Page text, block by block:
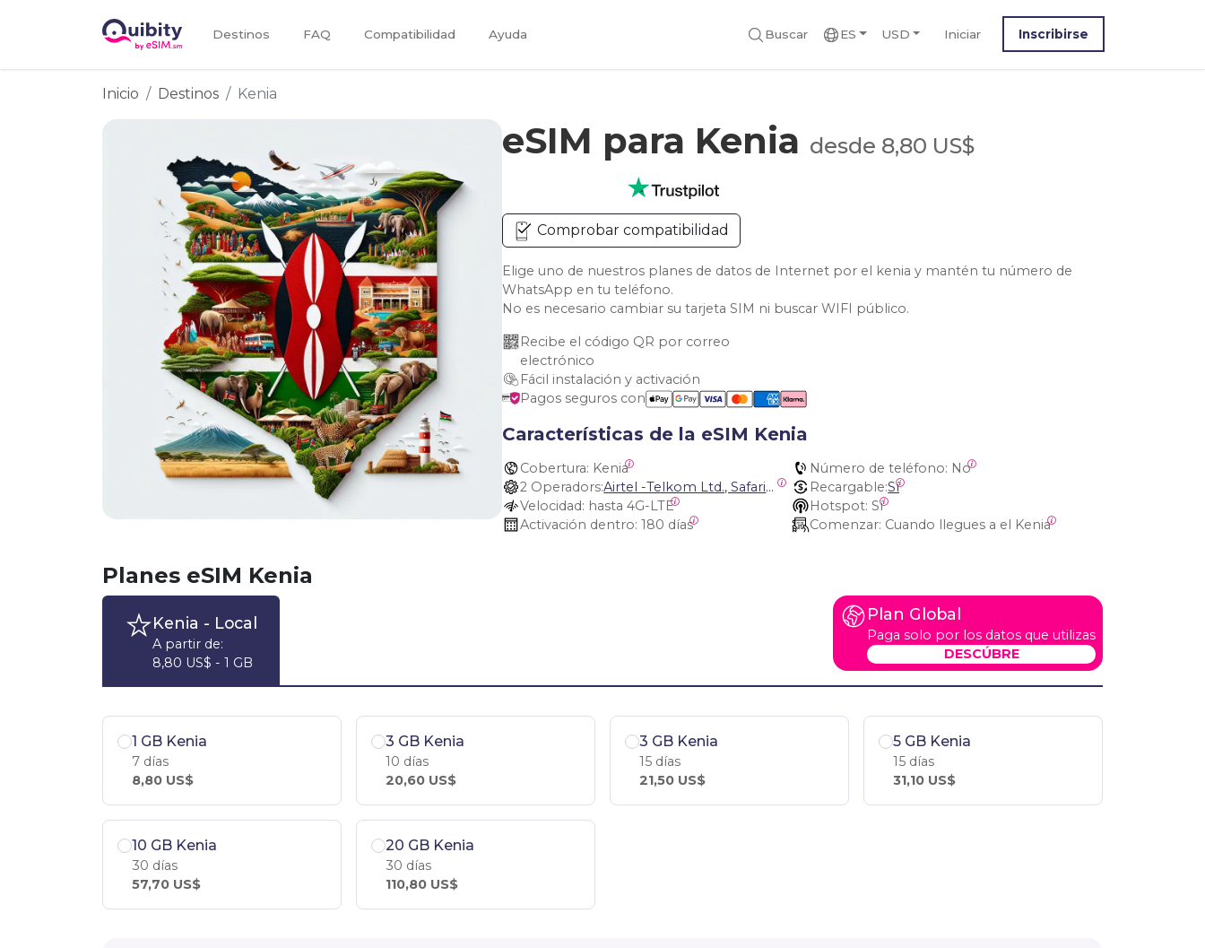
Destinos FAQ Compatibilidad Ayuda Buscar ES USD Iniciar Inscribirse
Inicio Destinos Kenia
eSIM para Kenia desde 8,80 US$
Comprobar compatibilidad
Elige uno de nuestros planes de datos de Internet por el kenia y mantén tu número de
WhatsApp en tu teléfono.
No es necesario cambiar su tarjeta SIM ni buscar WIFI público.
Recibe el código QR por correo
electrónico
Fácil instalación y activación
Pagos seguros con
Características de la eSIM Kenia
Cobertura: Kenia Número de teléfono: No
2 Operadors:
Airtel -Telkom Ltd., Safaricom Limited Recargable:Sí
Velocidad: hasta 4G-LTE Hotspot: Sí
Activación dentro: 180 días Comenzar: Cuando llegues a el Kenia
Planes eSIM Kenia
Kenia - Local
A partir de:
8,80 US$ - 1 GB
Plan Global
Paga solo por los datos que utilizas
DESCÚBRE
1 GB Kenia
7 días
8,80 US$
3 GB Kenia
10 días
20,60 US$
3 GB Kenia
15 días
21,50 US$
5 GB Kenia
15 días
31,10 US$
10 GB Kenia
30 días
57,70 US$
20 GB Kenia
30 días
110,80 US$